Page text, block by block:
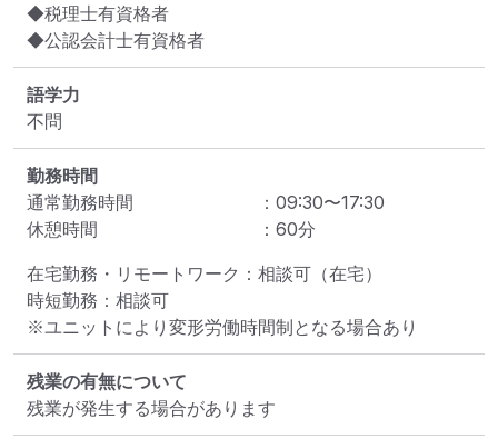
◆税理士有資格者
◆公認会計士有資格者
語学力
不問
勤務時間
通常勤務時間
： 09:30〜17:30
休憩時間
： 60分
在宅勤務・リモートワーク：相談可（在宅）
時短勤務：相談可
※ユニットにより変形労働時間制となる場合あり
残業の有無について
残業が発生する場合があります